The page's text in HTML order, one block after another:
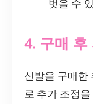
벗을 수
4. 구매 후
신발을 구매한
로 추가 조정